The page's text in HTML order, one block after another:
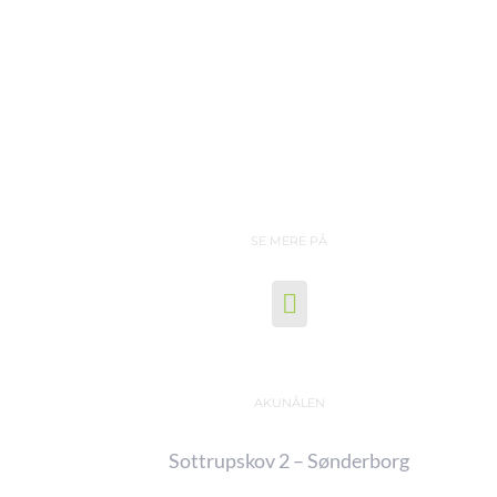
SE MERE PÅ
AKUNÅLEN
Sottrupskov 2 – Sønderborg